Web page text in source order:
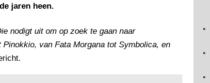
jaren heen.
nodigt uit om op zoek te gaan naar
van Fata Morgana tot Symbolica, en